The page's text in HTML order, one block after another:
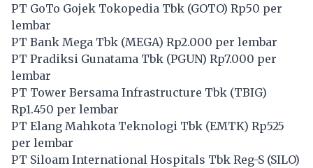
PT GoTo Gojek Tokopedia Tbk (GOTO) Rp50 per
lembar
PT Bank Mega Tbk (MEGA) Rp2.000 per lembar
PT Pradiksi Gunatama Tbk (PGUN) Rp7.000 per
lembar
PT Tower Bersama Infrastructure Tbk (TBIG)
Rp1.450 per lembar
PT Elang Mahkota Teknologi Tbk (EMTK) Rp525
per lembar
PT Siloam International Hospitals Tbk Reg-S (SILO)